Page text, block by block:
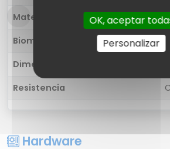
Materiales
Biometría
Dimensiones
Resistencia
Hardware
OK, aceptar
Personalizar